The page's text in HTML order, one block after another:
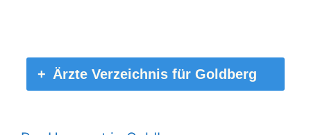
Ärzte Verzeichnis für Goldberg